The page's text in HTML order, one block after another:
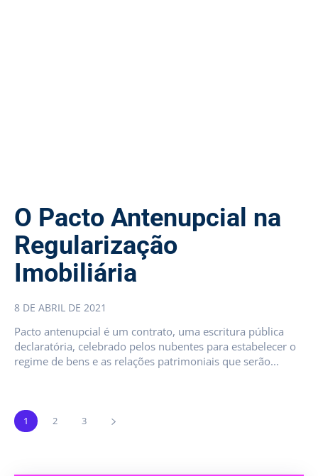
O Pacto Antenupcial na
Regularização
Imobiliária
8 DE ABRIL DE 2021
Pacto antenupcial é um contrato, uma escritura pública
declaratória, celebrado pelos nubentes para estabelecer o
regime de bens e as relações patrimoniais que serão...
1 2 3